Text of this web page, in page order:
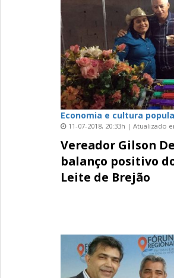
Economia e cultura
11-07-2018, 20:33h | Atualizado
Vereador Gilson
balanço positivo
Leite de Brejão